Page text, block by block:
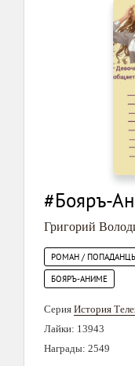
#Бояръ-
Григорий
РОМАН /
БОЯРЪ-АНИМЕ
Серия История
Лайки: 13943
Награды: 2549